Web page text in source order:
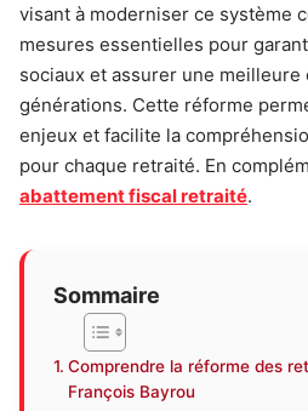
visant à moderniser ce système
mesures essentielles pour
sociaux et assurer une
générations. Cette réforme
enjeux et facilite la
pour chaque retraité. En
abattement fiscal retraité.
Sommaire
Comprendre la réforme des
François Bayrou